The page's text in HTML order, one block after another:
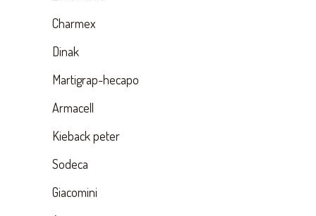
Charmex
Dinak
Martigrap-hecapo
Armacell
Kieback peter
Sodeca
Giacomini